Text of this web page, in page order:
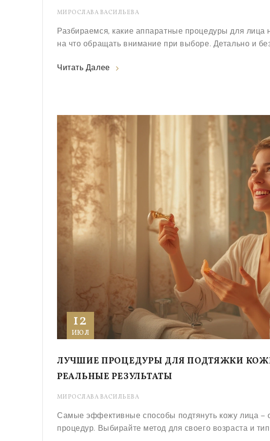
МИРОСЛАВА ВАСИЛЬЕВА
Разбираемся, какие аппаратные процедуры для
на что обращать внимание при выборе. Детально и
Читать Далее
12
ИЮЛ
ЛУЧШИЕ ПРОЦЕДУРЫ ДЛЯ ПОДТЯЖКИ
РЕАЛЬНЫЕ РЕЗУЛЬТАТЫ
МИРОСЛАВА ВАСИЛЬЕВА
Самые эффективные способы подтянуть кожу лица
процедур. Выбирайте метод для своего возраста и